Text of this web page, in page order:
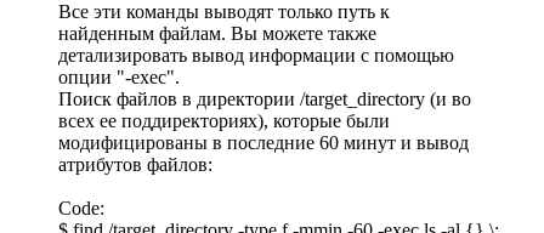
Все эти команды выводят только путь к
найденным файлам. Вы можете также
детализировать вывод информации с помощью
опции "-exec".
Поиск файлов в директории /target_directory (и во
всех ее поддиректориях), которые были
модифицированы в последние 60 минут и вывод
атрибутов файлов:
Code: